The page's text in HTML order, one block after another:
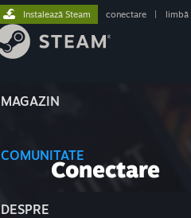
MAGAZIN
COMUNITATE
DESPRE
Instalează Steam conectare limbă
Conectare